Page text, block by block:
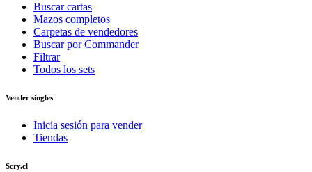
Buscar cartas
Mazos completos
Carpetas de vendedores
Buscar por Commander
Filtrar
Todos los sets
Vender singles
Inicia sesión para vender
Tiendas
Scry.cl